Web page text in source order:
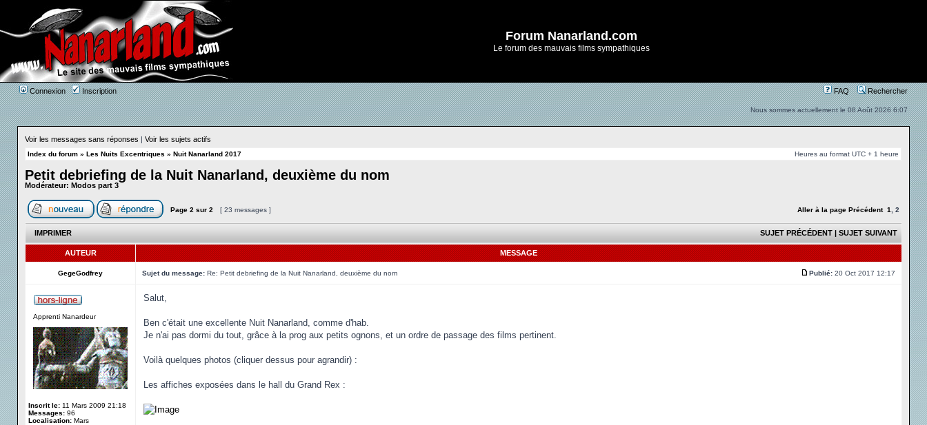
Forum Nanarland.com
Le forum des mauvais films sympathiques
Connexion Inscription FAQ Rechercher
Nous sommes actuellement le 08 Août 2026 6:07
Voir les messages sans réponses | Voir les sujets actifs
Index du forum » Les Nuits Excentriques » Nuit Nanarland 2017 Heures au format UTC + 1 heure
Petit debriefing de la Nuit Nanarland, deuxième du nom
Modérateur: Modos part 3
Page 2 sur 2 [ 23 messages ] Aller à la page Précédent 1 2
IMPRIMER SUJET PRÉCÉDENT | SUJET SUIVANT
AUTEUR MESSAGE
GegeGodfrey Sujet du message: Re: Petit debriefing de la Nuit Nanarland, deuxième du nom Publié: 20 Oct 2017 12:17
Apprenti Nanardeur
Inscrit le: 11 Mars 2009 21:18
Messages: 96
Localisation: Mars
Salut,
Ben c'était une excellente Nuit Nanarland, comme d'hab.
Je n'ai pas dormi du tout, grâce à la prog aux petits ognons, et un ordre de passage des films pertinent.
Voilà quelques photos (cliquer dessus pour agrandir) :
Les affiches exposées dans le hall du Grand Rex :